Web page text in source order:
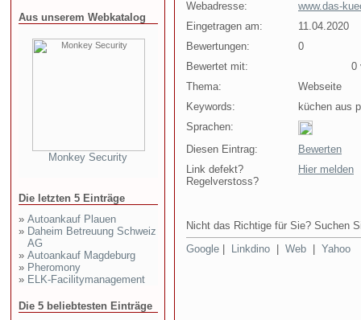
Aus unserem Webkatalog
Monkey Security
Die letzten 5 Einträge
» Autoankauf Plauen
» Daheim Betreuung Schweiz
AG
» Autoankauf Magdeburg
» Pheromony
» ELK-Facilitymanagement
Die 5 beliebtesten Einträge
Webadresse:
www.das-
Eingetragen am:
11.04.2020
Bewertungen:
0
Bewertet mit:
0
Thema:
Webseite
Keywords:
küchen aus
Sprachen:
Diesen Eintrag:
Bewerten
Link defekt?
Regelverstoss?
Hier melden
Nicht das Richtige für Sie? Suchen
Google
Linkdino Web Yahoo